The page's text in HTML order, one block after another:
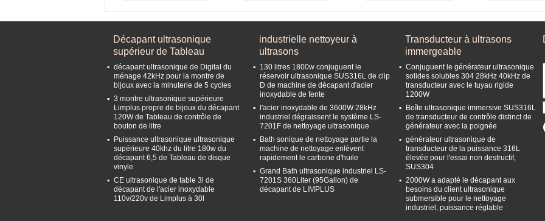
Minuteur:0~30min
utes réglable
Température:ajdus
t 20~80C
Fréquence ultraso
nore:40KHz
Capacité:200litre
Puissance ultraso
nique:2400watts
Puissance de chau
ffage:6000W
Fréquence ultraso
nore:28kHz / 40kH
dégraissent
Capacité:38Liter
Matériel:Acier inox
ydable 304
Puissance ultraso
600W
Fréquence:40KHz
des pièces de
Matériel:
316L
Capacité:
Fréquence:
ou 40kHz
iphasé ou
iphasé
Décapant ultrasonique
supérieur de Tableau
décapant ultrasonique de Digital du
ménage 42kHz pour la montre de
bijoux avec la minuterie de 5 cycles
3 montre ultrasonique supérieure
Limplus propre de bijoux du décapant
120W de Tableau de contrôle de
bouton de litre
Puissance ultrasonique ultrasonique
supérieure 40khz du litre 180w du
décapant 6,5 de Tableau de disque
vinyle
CE ultrasonique de table 3l de
décapant de l'acier inoxydable
110v/220v de Limplus à 30l
industrielle nettoyeur à
ultrasons
130 litres 1800w conjuguent le
réservoir ultrasonique SUS316L de clip
D de machine de décapant d'acier
inoxydable de fente
l'acier inoxydable de 3600W 28kHz
industriel dégraissent le système LS-
7201F de nettoyage ultrasonique
Bath sonique de nettoyage partie la
machine de nettoyage enlèvent
rapidement le carbone d'huile
Grand Bath ultrasonique industriel LS-
7201S 360Liter (95Gallon) de
décapant de LIMPLUS
Transducteur à ultrasons
immergeable
Conjuguent le générateur ultrasonique
solides solubles 304 28kHz 40kHz de
transducteur avec le tuyau rigide
1200W
Boîte ultrasonique immersive SUS316L
de transducteur de contrôle distinct de
générateur avec la poignée
générateur ultrasonique de
transducteur de la puissance 316L
élevée pour l'essai non destructif,
SUS304
2000W a adapté le décapant aux
besoins du client ultrasonique
submersible pour le nettoyage
industriel, puissance réglable